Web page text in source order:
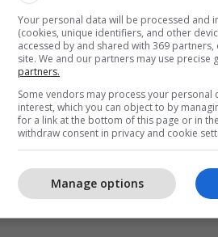
Your personal data will be processed and
(cookies, unique identifiers, and other
accessed by and shared with 369
site. We and our partners may use precise
partners.
Some vendors may process your personal
interest, which you can object to by
for a link at the bottom of this page or in
withdraw consent in privacy and cookie
Manage options